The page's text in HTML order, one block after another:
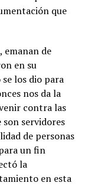
que
de
en su
los dio para
nos da la
contra las
son servidores
de personas
un fin
la
en esta